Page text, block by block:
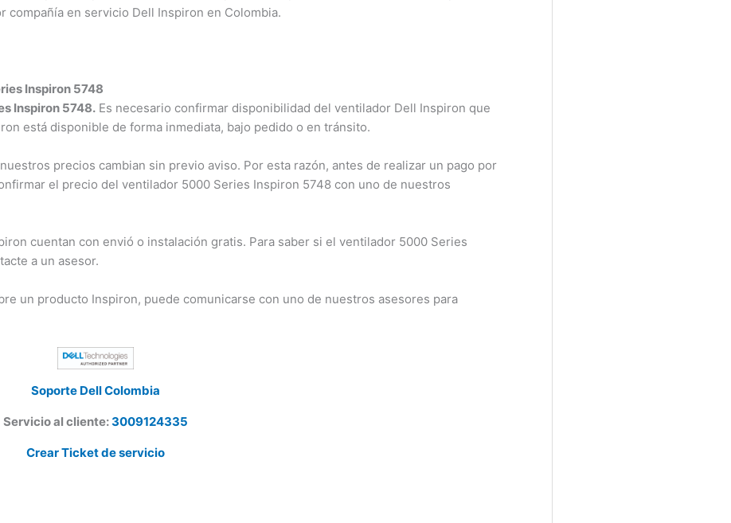
en servicio Dell Inspiron en Colombia.
Inspiron 5748
Inspiron 5748.Es necesario confirmar disponibilidad del ventilador Dell Inspiron que
está disponible de forma inmediata, bajo pedido o en tránsito.
precios cambian sin previo aviso. Por esta razón, antes de realizar un pago por
el precio del ventilador 5000 Series Inspiron 5748 con uno de nuestros
cuentan con envió o instalación gratis. Para saber si el ventilador 5000 Series
a un asesor.
un producto Inspiron, puede comunicarse con uno de nuestros asesores para
Soporte Dell Colombia
Servicio al cliente:3009124335
Crear Ticket de servicio